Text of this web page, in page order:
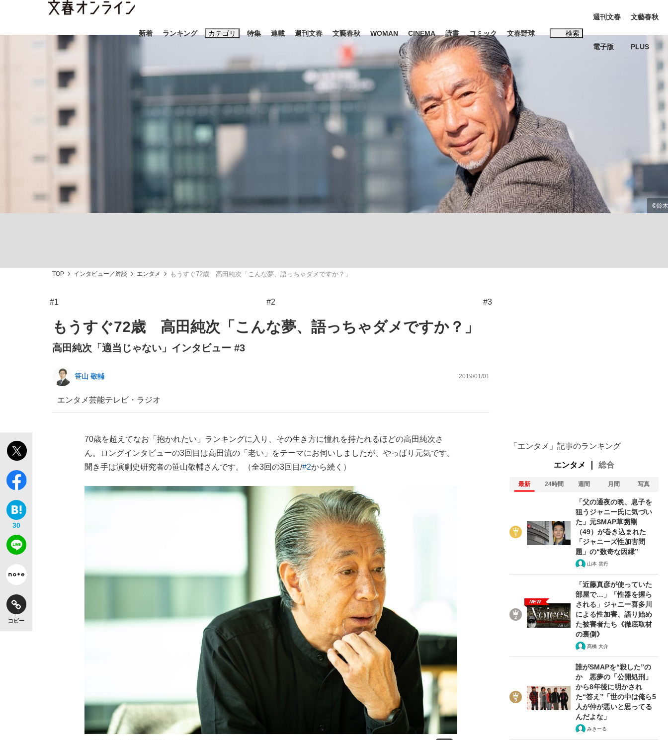
新着 ランキング カテゴリ
ビジネス インタビュー
「最悪の空気のまま解散」WBC日本代表“敗戦”の真実 選手が明かす...
「目標達成できなかったからと言って…」サッカー日本代表・森保一監督...
特集
観る将棋、読む将棋
連載 週刊文春 文藝春秋 WOMAN CINEMA 読書 コミック 文春野球 検索
キーワード入力
おすすめのキーワードタグ一覧
#藤田晋 #三山凌輝 #後藤真希 #森岡毅 #城彰二 #内田有紀
#松田聖子
#玉木雄一郎
週刊文春
電子版
文藝春秋
PLUS
TOP インタビュー／対談 エンタメ もうすぐ72歳 高田純次「こんな夢、語っちゃダメですか？」
#1 #2 #3
もうすぐ72歳 高田純次「こんな夢、語っちゃダメですか？」
高田純次「適当じゃない」インタビュー #3
笹山 敬輔 2019/01/01
エンタメ芸能テレビ・ラジオ
30
コピー
70歳を超えてなお「抱かれたい」ランキングに入り、その生き方に憧れを持たれるほどの高田純次さ
ん。ロングインタビューの3回目は高田流の「老い」をテーマにお伺いしましたが、やっぱり元気です。
聞き手は演劇史研究者の笹山敬輔さんです。（全3回の3回目/#2から続く）
「エンタメ」記事のランキング
エンタメ 総合
最新 24時間 週間 月間 写真
「父の通夜の晩、息子を
狙うジャニー氏に気づい
た」元SMAP草彅剛
（49）が巻き込まれた
「ジャニーズ性加害問
題」の“数奇な因縁”
山本 雲丹
NEW
「近藤真彦が使っていた
部屋で…」「性器を握ら
される」ジャニー喜多川
による性加害、語り始め
た被害者たち《徹底取材
の裏側》
髙橋 大介
誰がSMAPを“殺した”の
か 悪夢の「公開処刑」
から8年後に明かされ
た“答え”「世の中は俺ら5
人が仲が悪いと思ってる
んだよな」
みきーる